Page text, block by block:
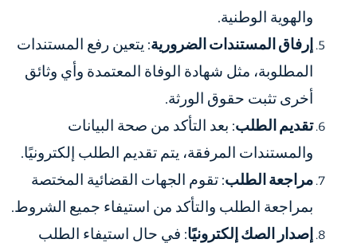
والهوية الوطنية.
إرفاق المستندات الضرورية: يتعين رفع المستندات
المطلوبة، مثل شهادة الوفاة المعتمدة وأي وثائق
أخرى تثبت حقوق الورثة.
تقديم الطلب: بعد التأكد من صحة البيانات
والمستندات المرفقة، يتم تقديم الطلب إلكترونيًا.
مراجعة الطلب: تقوم الجهات القضائية المختصة
بمراجعة الطلب والتأكد من استيفاء جميع الشروط.
إصدار الصك إلكترونيًا: في حال استيفاء الطلب